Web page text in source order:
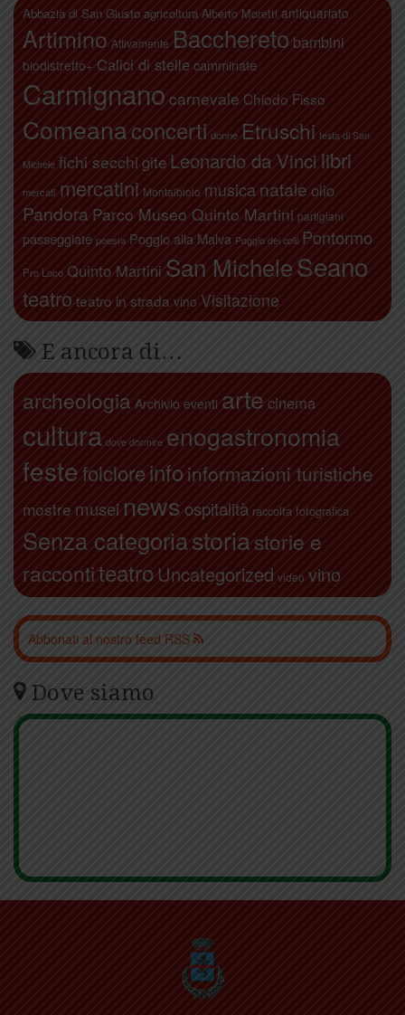
Abbazia di San Giusto agricoltura Alberto Moretti antiquariato
Artimino Attivamente Bacchereto bambini
biodistretto+ Calici di stelle camminate
Carmignano carnevale Chiodo Fisso
Comeanaconcerti donne Etruschi festa di San
Michele fichi secchi gite Leonardo da Vinci libri
mercati mercatini Montalbiolo musica natale olio
Pandora Parco Museo Quinto Martini partigiani
passeggiate poesia Poggio alla Malva Poggio dei colli Pontormo
Pro Loco Quinto Martini San MicheleSeano
teatro teatro in strada vino Visitazione
E ancora di…
archeologia Archivio eventi arte cinema
cultura dove dormire enogastronomia
festefolcloreinfo informazioni turistiche
mostre musei news ospitalità raccolta fotografica
Senza categoriastoriastorie e
raccontiteatro Uncategorized video vino
Abbonati al nostro feed RSS
Dove siamo